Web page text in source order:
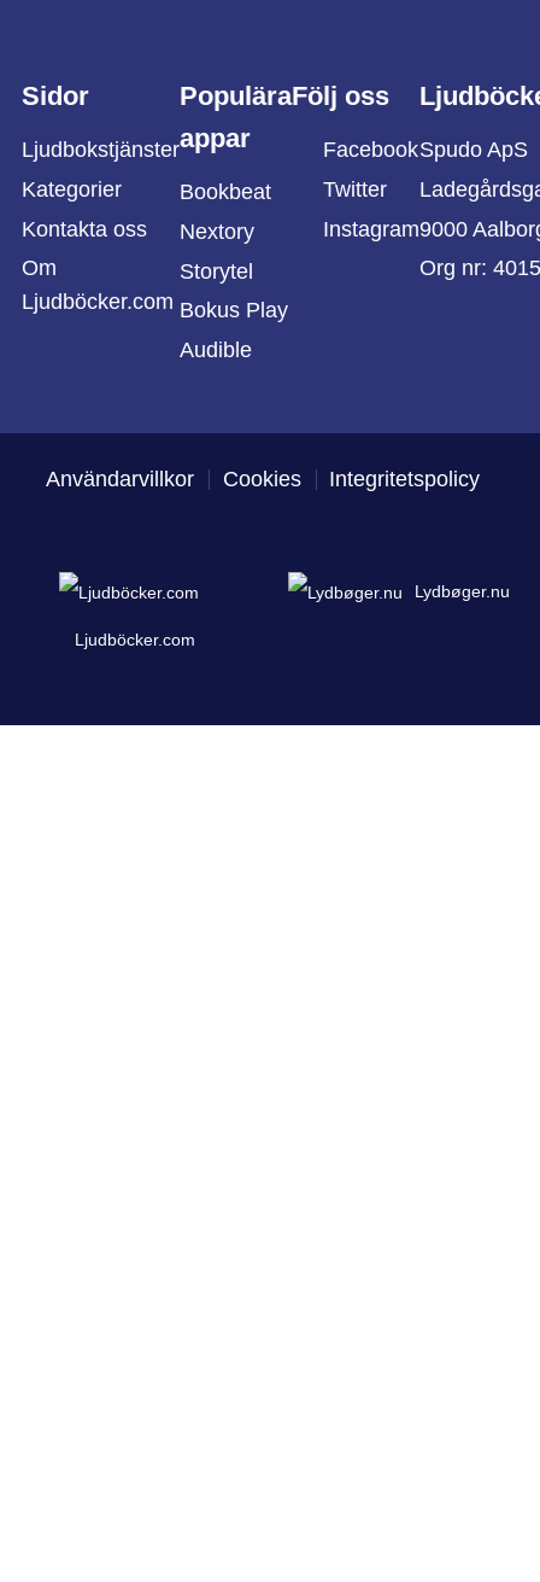
Sidor
Ljudbokstjänster
Kategorier
Kontakta oss
Om
Ljudböcker.com
Populära
appar
Bookbeat
Nextory
Storytel
Bokus Play
Audible
Följ oss
Facebook
Twitter
Instagram
Spudo ApS
9000
Org nr:
Användarvillkor Cookies Integritetspolicy
Ljudböcker.com
Lydbøger.nu